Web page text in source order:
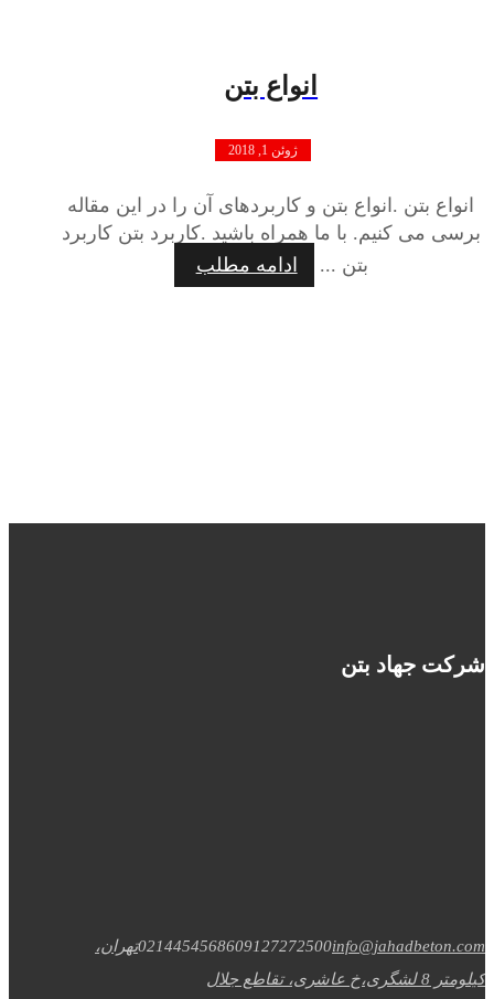
انواع بتن
ژوئن 1, 2018
انواع بتن .انواع بتن و کاربردهای آن را در این مقاله
برسی می کنیم. با ما همراه باشید .کاربرد بتن کاربرد
بتن ...
ادامه مطلب
شرکت جهاد بتن
0214454568609127272500info@jahadbeton.com
تهران،
کیلومتر 8 لشگری،خ عاشری، تقاطع جلال